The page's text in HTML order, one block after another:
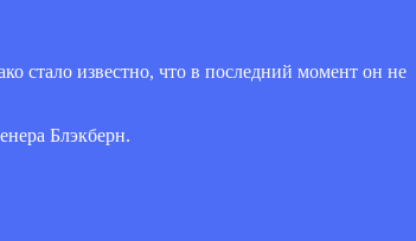
стало известно, что в последний момент он не
Блэкберн.